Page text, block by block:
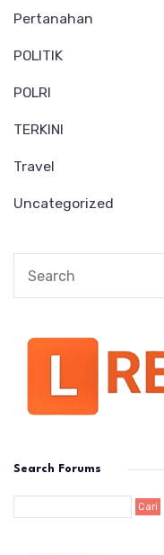
Pertanahan
POLITIK
POLRI
TERKINI
Travel
Uncategorized
Search Forums